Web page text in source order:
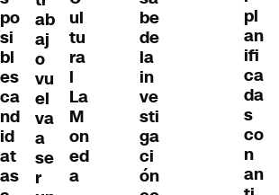
po
si
bl
es
ca
nd
id
at
as
ab
aj
o
vu
el
va
a
se
r
ul
tu
ra
l
La
M
on
ed
a
be
de
la
in
ve
sti
ga
ci
ón
pl
an
ifi
ca
da
s
co
n
an